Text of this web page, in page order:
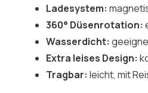
Ladesystem:
360° Düsenrotation:
Wasserdicht:
Extra leises Design:
Tragbar: leicht, mit